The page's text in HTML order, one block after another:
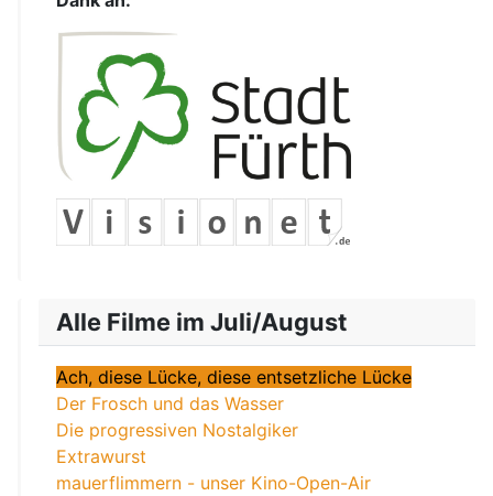
Alle Filme im Juli/August
Ach, diese Lücke, diese entsetzliche Lücke
Der Frosch und das Wasser
Die progressiven Nostalgiker
Extrawurst
mauerflimmern - unser Kino-Open-Air